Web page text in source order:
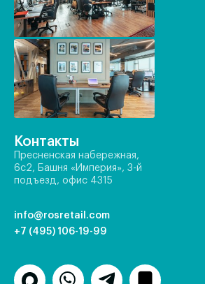
Контакты
Пресненская набережная,
6с2, Башня «Империя», 3-й
подъезд, офис 4315
info@rosretail.com
+7 (495) 106-19-99